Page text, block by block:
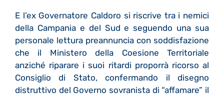
E l’ex Governatore Caldoro si riscrive tra i nemici
della Campania e del Sud e seguendo una sua
personale lettura preannuncia con soddisfazione
che il Ministero della Coesione Territoriale
anziché riparare i suoi ritardi proporrà ricorso al
Consiglio di Stato, confermando il disegno
distruttivo del Governo sovranista di “affamare” il